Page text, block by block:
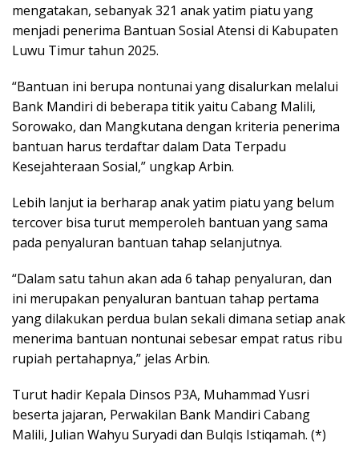
mengatakan, sebanyak 321 anak yatim piatu yang
menjadi penerima Bantuan Sosial Atensi di Kabupaten
Luwu Timur tahun 2025.
“Bantuan ini berupa nontunai yang disalurkan melalui
Bank Mandiri di beberapa titik yaitu Cabang Malili,
Sorowako, dan Mangkutana dengan kriteria penerima
bantuan harus terdaftar dalam Data Terpadu
Kesejahteraan Sosial,” ungkap Arbin.
Lebih lanjut ia berharap anak yatim piatu yang belum
tercover bisa turut memperoleh bantuan yang sama
pada penyaluran bantuan tahap selanjutnya.
“Dalam satu tahun akan ada 6 tahap penyaluran, dan
ini merupakan penyaluran bantuan tahap pertama
yang dilakukan perdua bulan sekali dimana setiap anak
menerima bantuan nontunai sebesar empat ratus ribu
rupiah pertahapnya,” jelas Arbin.
Turut hadir Kepala Dinsos P3A, Muhammad Yusri
beserta jajaran, Perwakilan Bank Mandiri Cabang
Malili, Julian Wahyu Suryadi dan Bulqis Istiqamah. (*)